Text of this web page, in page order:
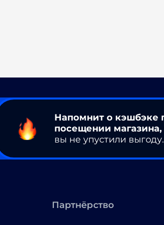
Напомнит о кэшбэке
посещении магазина,
вы не упустили выгоду.
Партнёрство